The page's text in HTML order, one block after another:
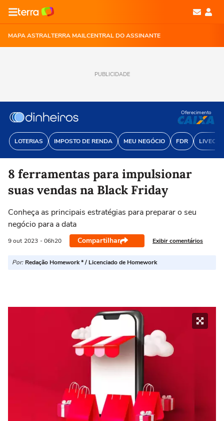
MAPA ASTRALTERRA MAILCENTRAL DO ASSINANTE
PUBLICIDADE
LOTERIAS IMPOSTO DE RENDA MEU NEGÓCIO FDR
Oferecimento
8 ferramentas para impulsionar
suas vendas na Black Friday
Conheça as principais estratégias para preparar o seu
negócio para a data
9 out 2023 - 06h20 Compartilhar Exibir comentários
Por: Redação Homework * / Licenciado de Homework